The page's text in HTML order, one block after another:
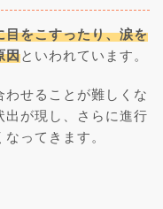
目をこすったり、涙を
因といわれています。
せることが難しくな
出が現し、さらに進行
ってきます。